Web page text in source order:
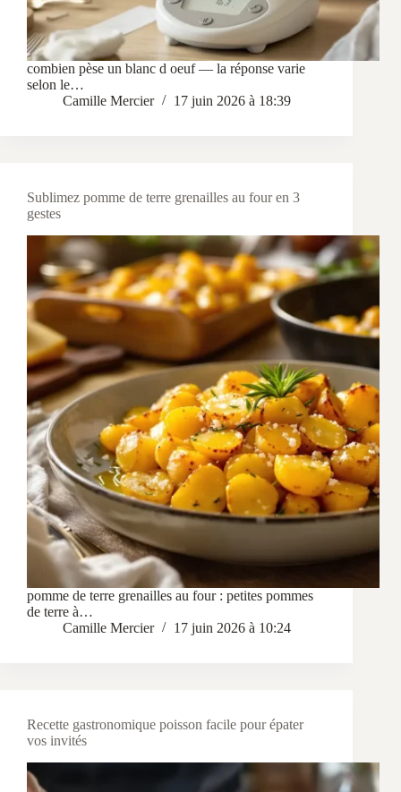
combien pèse un blanc d oeuf — la réponse varie
selon le…
Camille Mercier
17 juin 2026 à 18:39
Sublimez pomme de terre grenailles au four en 3
gestes
pomme de terre grenailles au four : petites pommes
de terre à…
Camille Mercier
17 juin 2026 à 10:24
Recette gastronomique poisson facile pour épater
vos invités